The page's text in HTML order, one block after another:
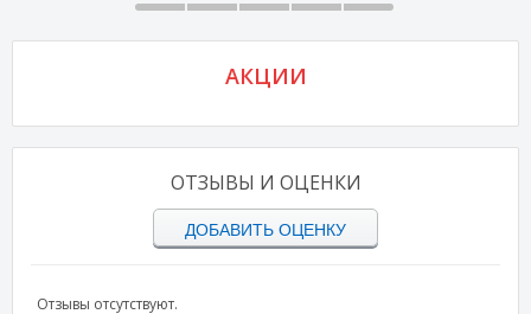
АКЦИИ
ОТЗЫВЫ И ОЦЕНКИ
ДОБАВИТЬ ОЦЕНКУ
Отзывы отсутствуют.